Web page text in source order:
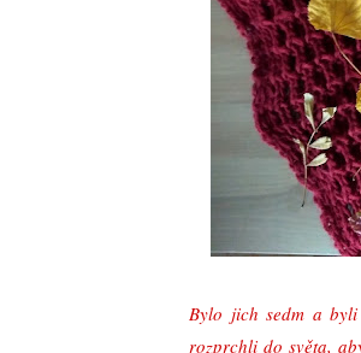
Bylo jich sedm a
rozprchli do světa,